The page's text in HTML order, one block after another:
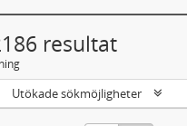
resultat
Utökade sökmöjligheter